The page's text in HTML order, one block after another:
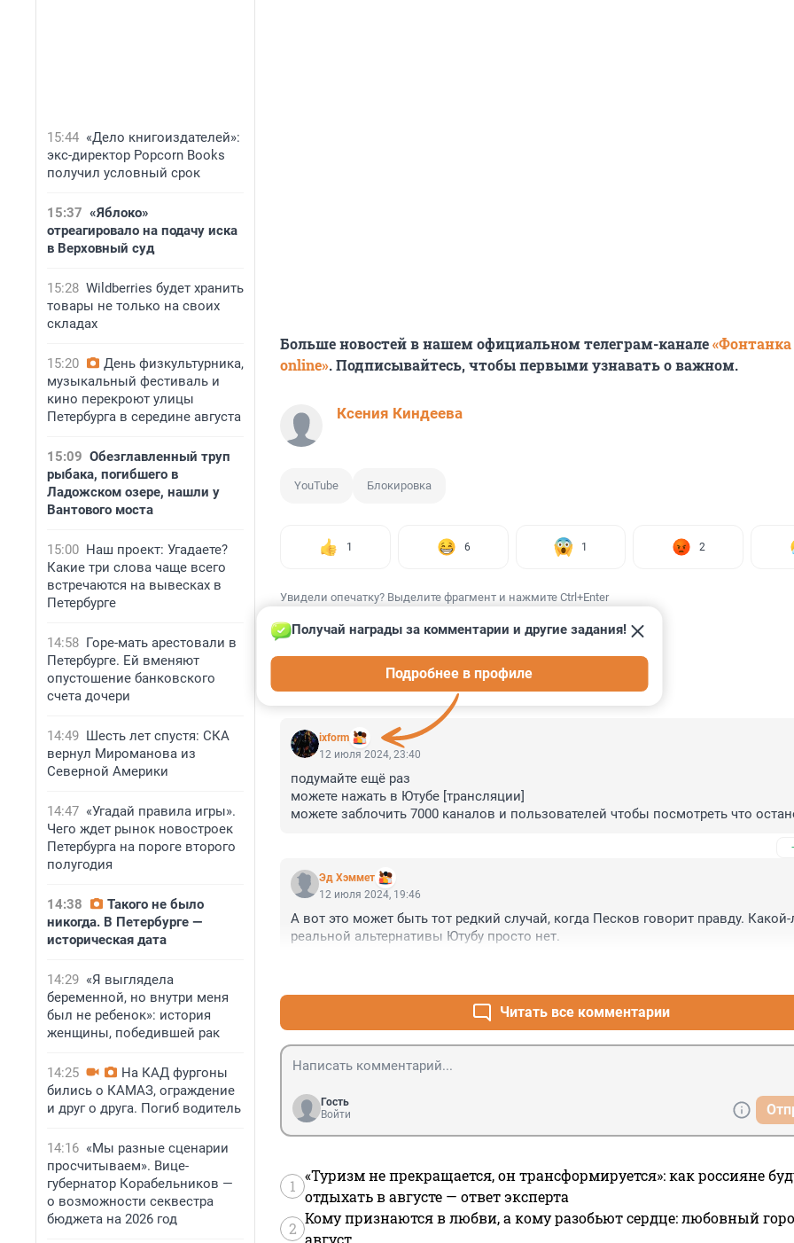
15:44 «Дело книгоиздателей»:
экс-директор Popcorn Books
получил условный срок
15:37 «Яблоко»
отреагировало на подачу иска
в Верховный суд
15:28 Wildberries будет хранить
товары не только на своих
складах
15:20
День физкультурника,
музыкальный фестиваль и
кино перекроют улицы
Петербурга в середине августа
15:09 Обезглавленный труп
рыбака, погибшего в
Ладожском озере, нашли у
Вантового моста
15:00 Наш проект: Угадаете?
Какие три слова чаще всего
встречаются на вывесках в
Петербурге
14:58 Горе-мать арестовали в
Петербурге. Ей вменяют
опустошение банковского
счета дочери
14:49 Шесть лет спустя: СКА
вернул Мироманова из
Северной Америки
14:47 «Угадай правила игры».
Чего ждет рынок новостроек
Петербурга на пороге второго
полугодия
14:38
Такого не было
никогда. В Петербурге —
историческая дата
14:29 «Я выглядела
беременной, но внутри меня
был не ребенок»: история
женщины, победившей рак
14:25
На КАД фургоны
бились о КАМАЗ, ограждение
и друг о друга. Погиб водитель
14:16 «Мы разные сценарии
просчитываем». Вице-
губернатор Корабельников —
о возможности секвестра
бюджета на 2026 год
Больше новостей в нашем официальном телеграм-канале«Фонтанка
online». Подписывайтесь, чтобы первыми узнавать о важном.
Ксения Киндеева
YouTube Блокировка
1 6 1 2
Увидели опечатку? Выделите фрагмент и нажмите Ctrl+Enter
КОММЕНТАРИИ 50
ixform
Получай награды за комментарии и другие задания!
Подробнее в профиле
12 июля 2024, 23:40
подумайте ещё раз
можете нажать в Ютубе [трансляции]
можете заблочить 7000 каналов и пользователей чтобы посмотреть что
пропаганды Пентагона .. глупо защищать Пентагон на посту спикера
Эд Хэммет
12 июля 2024, 19:46
А вот это может быть тот редкий случай, когда Песков говорит правду.
реальной альтернативы Ютубу просто нет.
Читать все комментарии
Гость
Войти
1
«Туризм не прекращается, он трансформируется»: как россияне
отдыхать в августе — ответ эксперта
2
Кому признаются в любви, а кому разобьют сердце: любовный
август